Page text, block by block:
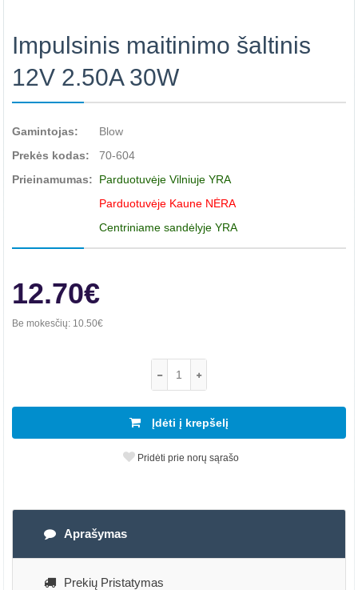
Impulsinis maitinimo šaltinis
12V 2.50A 30W
Gamintojas:
Blow
Prekės kodas:
70-604
Prieinamumas:
Parduotuvėje Vilniuje YRA
Parduotuvėje Kaune NĖRA
Centriniame sandėlyje YRA
12.70€
Be mokesčių: 10.50€
Įdėti į krepšelį
Pridėti prie norų sąrašo
Aprašymas
Prekių Pristatymas